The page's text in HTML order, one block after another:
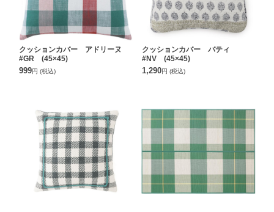
クッションカバー アドリーヌ
#GR (45×45)
999円 (税込)
クッションカバー バティ
#NV (45×45)
1,290円 (税込)